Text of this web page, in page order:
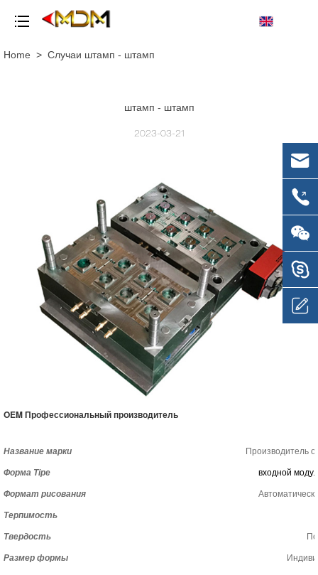
Home > Случаи штамп - штамп
штамп - штамп
2023-03-21
OEM Профессиональный производитель
Название марки Производитель
Форма Tipe входной
Формат рисования
Терпимость
Твердость
Размер формы